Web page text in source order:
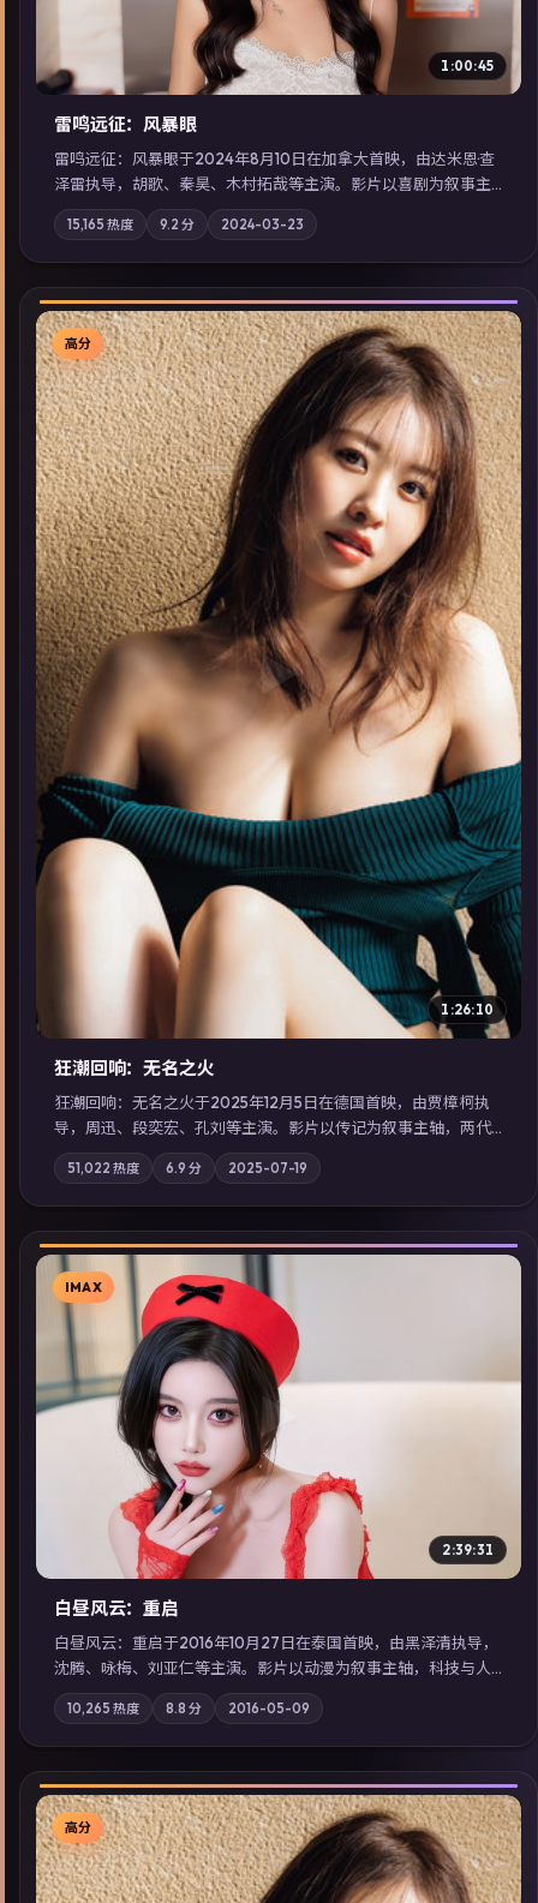
1:00:45
雷鸣远征：风暴眼
雷鸣远征：风暴眼于2024年8月10日在加拿大首映，由达米恩·查
泽雷执导，胡歌、秦昊、木村拓哉等主演。影片以喜剧为叙事主
轴，旧案重提，真相与谎言在同一条时间线上交锋；摄影与配乐
强化地域气质；站内亦可通过「国产免费观看高清电视剧在线
看」延展检索同类型高分佳作，畅享高清在线追剧体验。
15,165 热度 9.2 分 2024-03-23
▶
高分
1:26:10
狂潮回响：无名之火
狂潮回响：无名之火于2025年12月5日在德国首映，由贾樟柯执
导，周迅、段奕宏、孔刘等主演。影片以传记为叙事主轴，两代
人的执念在暴风雨夜正面相撞；摄影与配乐强化地域气质；站内
亦可通过「国产免费观看高清电视剧在线看」延展检索同类型高
分佳作，畅享高清在线追剧体验。
51,022 热度 6.9 分 2025-07-19
▶
IMAX
2:39:31
白昼风云：重启
白昼风云：重启于2016年10月27日在泰国首映，由黑泽清执导，
沈腾、咏梅、刘亚仁等主演。影片以动漫为叙事主轴，科技与人
性的边界在实验事故后逐渐模糊；摄影与配乐强化地域气质；站
内亦可通过「国产免费观看高清电视剧在线看」延展检索同类型
高分佳作，畅享高清在线追剧体验。
10,265 热度 8.8 分 2016-05-09
高分